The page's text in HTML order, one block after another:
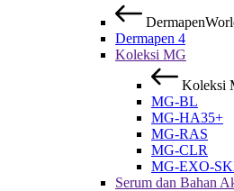
Dermapen 4
Koleksi MG
Koleksi
MG-BL
MG-HA35+
MG-RAS
MG-CLR
MG-EXO-
Serum dan Bahan